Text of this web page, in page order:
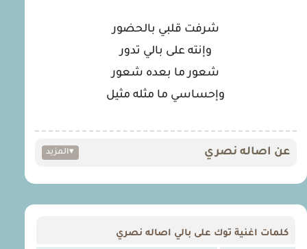
شرفت قلبي بالحضور
وإنته على بالي تدور
شعور ما بعده شعور
وإحساسي ما مثله مثيل
عن اصاله نصري ▾المزيد
كلمات اغنية توك على بالي اصاله نصري